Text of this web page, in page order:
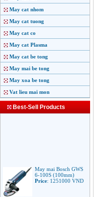
May cat nhom
May cat tuong
May cat co
May cat Plasma
May cat be tong
May mai be tong
May xoa be tong
Vat lieu mai mon
Best-Sell Products
6-100S (100mm)
Price:1251000VND